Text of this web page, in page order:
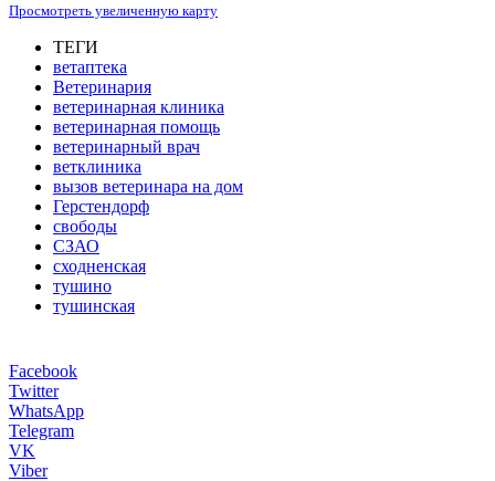
Просмотреть увеличенную карту
ТЕГИ
ветаптека
Ветеринария
ветеринарная клиника
ветеринарная помощь
ветеринарный врач
ветклиника
вызов ветеринара на дом
Герстендорф
свободы
СЗАО
сходненская
тушино
тушинская
Facebook
Twitter
WhatsApp
Telegram
VK
Viber